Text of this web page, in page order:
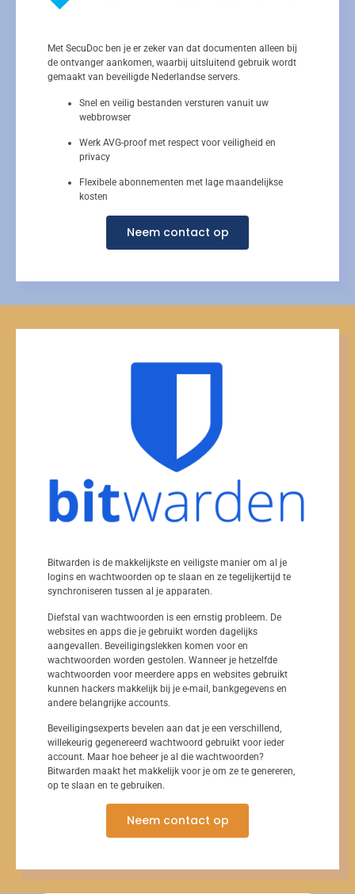
Met SecuDoc ben je er zeker van dat documenten alleen bij
de ontvanger aankomen, waarbij uitsluitend gebruik wordt
gemaakt van beveiligde Nederlandse servers.
Snel en veilig bestanden versturen vanuit uw
webbrowser
Werk AVG-proof met respect voor veiligheid en
privacy
Flexibele abonnementen met lage maandelijkse
kosten
Neem contact op
Bitwarden is de makkelijkste en veiligste manier om al je
logins en wachtwoorden op te slaan en ze tegelijkertijd te
synchroniseren tussen al je apparaten.
Diefstal van wachtwoorden is een ernstig probleem. De
websites en apps die je gebruikt worden dagelijks
aangevallen. Beveiligingslekken komen voor en
wachtwoorden worden gestolen. Wanneer je hetzelfde
wachtwoorden voor meerdere apps en websites gebruikt
kunnen hackers makkelijk bij je e-mail, bankgegevens en
andere belangrijke accounts.
Beveiligingsexperts bevelen aan dat je een verschillend,
willekeurig gegenereerd wachtwoord gebruikt voor ieder
account. Maar hoe beheer je al die wachtwoorden?
Bitwarden maakt het makkelijk voor je om ze te genereren,
op te slaan en te gebruiken.
Neem contact op